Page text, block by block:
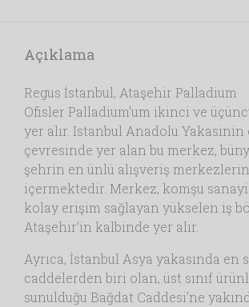
Açıklama
Regus İstanbul, Ataşehir Palladium
Ofisler Palladium’um ikinci ve
yer alır. Istanbul Anadolu Yakasinin
çevresinde yer alan bu merkez,
şehrin en ünlü alışveriş
içermektedir. Merkez, komşu
kolay erişim sağlayan yükselen iş
Ataşehir’in kalbinde yer alır.
Ayrıca, İstanbul Asya yakasında en
caddelerden biri olan, üst sınıf
sunulduğu Bağdat Caddesi’ne